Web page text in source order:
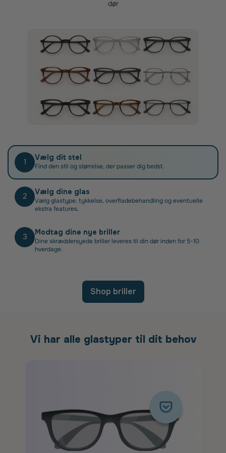
dør
1 Vælg dit stel
Find den stil og størrelse, der passer dig bedst.
2 Vælg dine glas
Vælg glastype, tykkelse, overfladebehandling og eventuelle
ekstra features.
3 Modtag dine nye briller
Dine skræddersyede briller leveres til din dør inden for 5-10
hverdage.
Shop briller
Vi har alle glastyper til dit behov